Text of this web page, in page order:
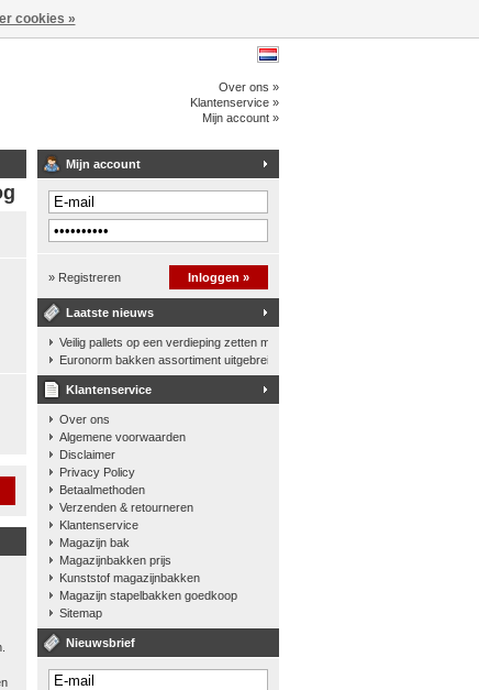
Over ons »
Klantenservice »
Mijn account »
Mijn account
» Registreren Inloggen »
Laatste nieuws
Veilig pallets op een verdieping zetten met een palletkantelhek
Euronorm bakken assortiment uitgebreid
Klantenservice
Over ons
Algemene voorwaarden
Disclaimer
Privacy Policy
Betaalmethoden
Verzenden & retourneren
Klantenservice
Magazijn bak
Magazijnbakken prijs
Kunststof magazijnbakken
Magazijn stapelbakken goedkoop
Sitemap
Nieuwsbrief
cookies »